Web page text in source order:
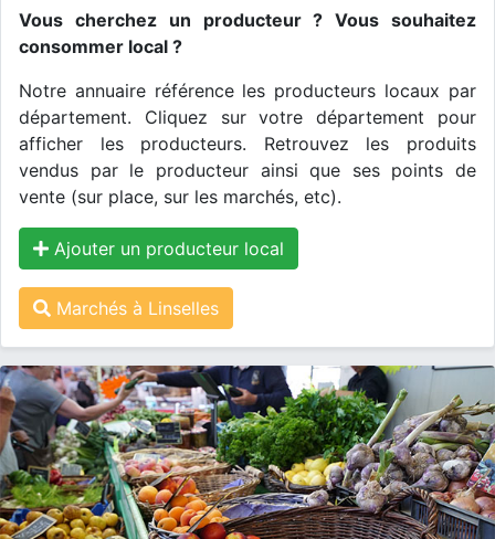
Vous cherchez un producteur ? Vous souhaitez
consommer local ?
Notre annuaire référence les producteurs locaux par
département. Cliquez sur votre département pour
afficher les producteurs. Retrouvez les produits
vendus par le producteur ainsi que ses points de
vente (sur place, sur les marchés, etc).
Ajouter un producteur local
Marchés à Linselles